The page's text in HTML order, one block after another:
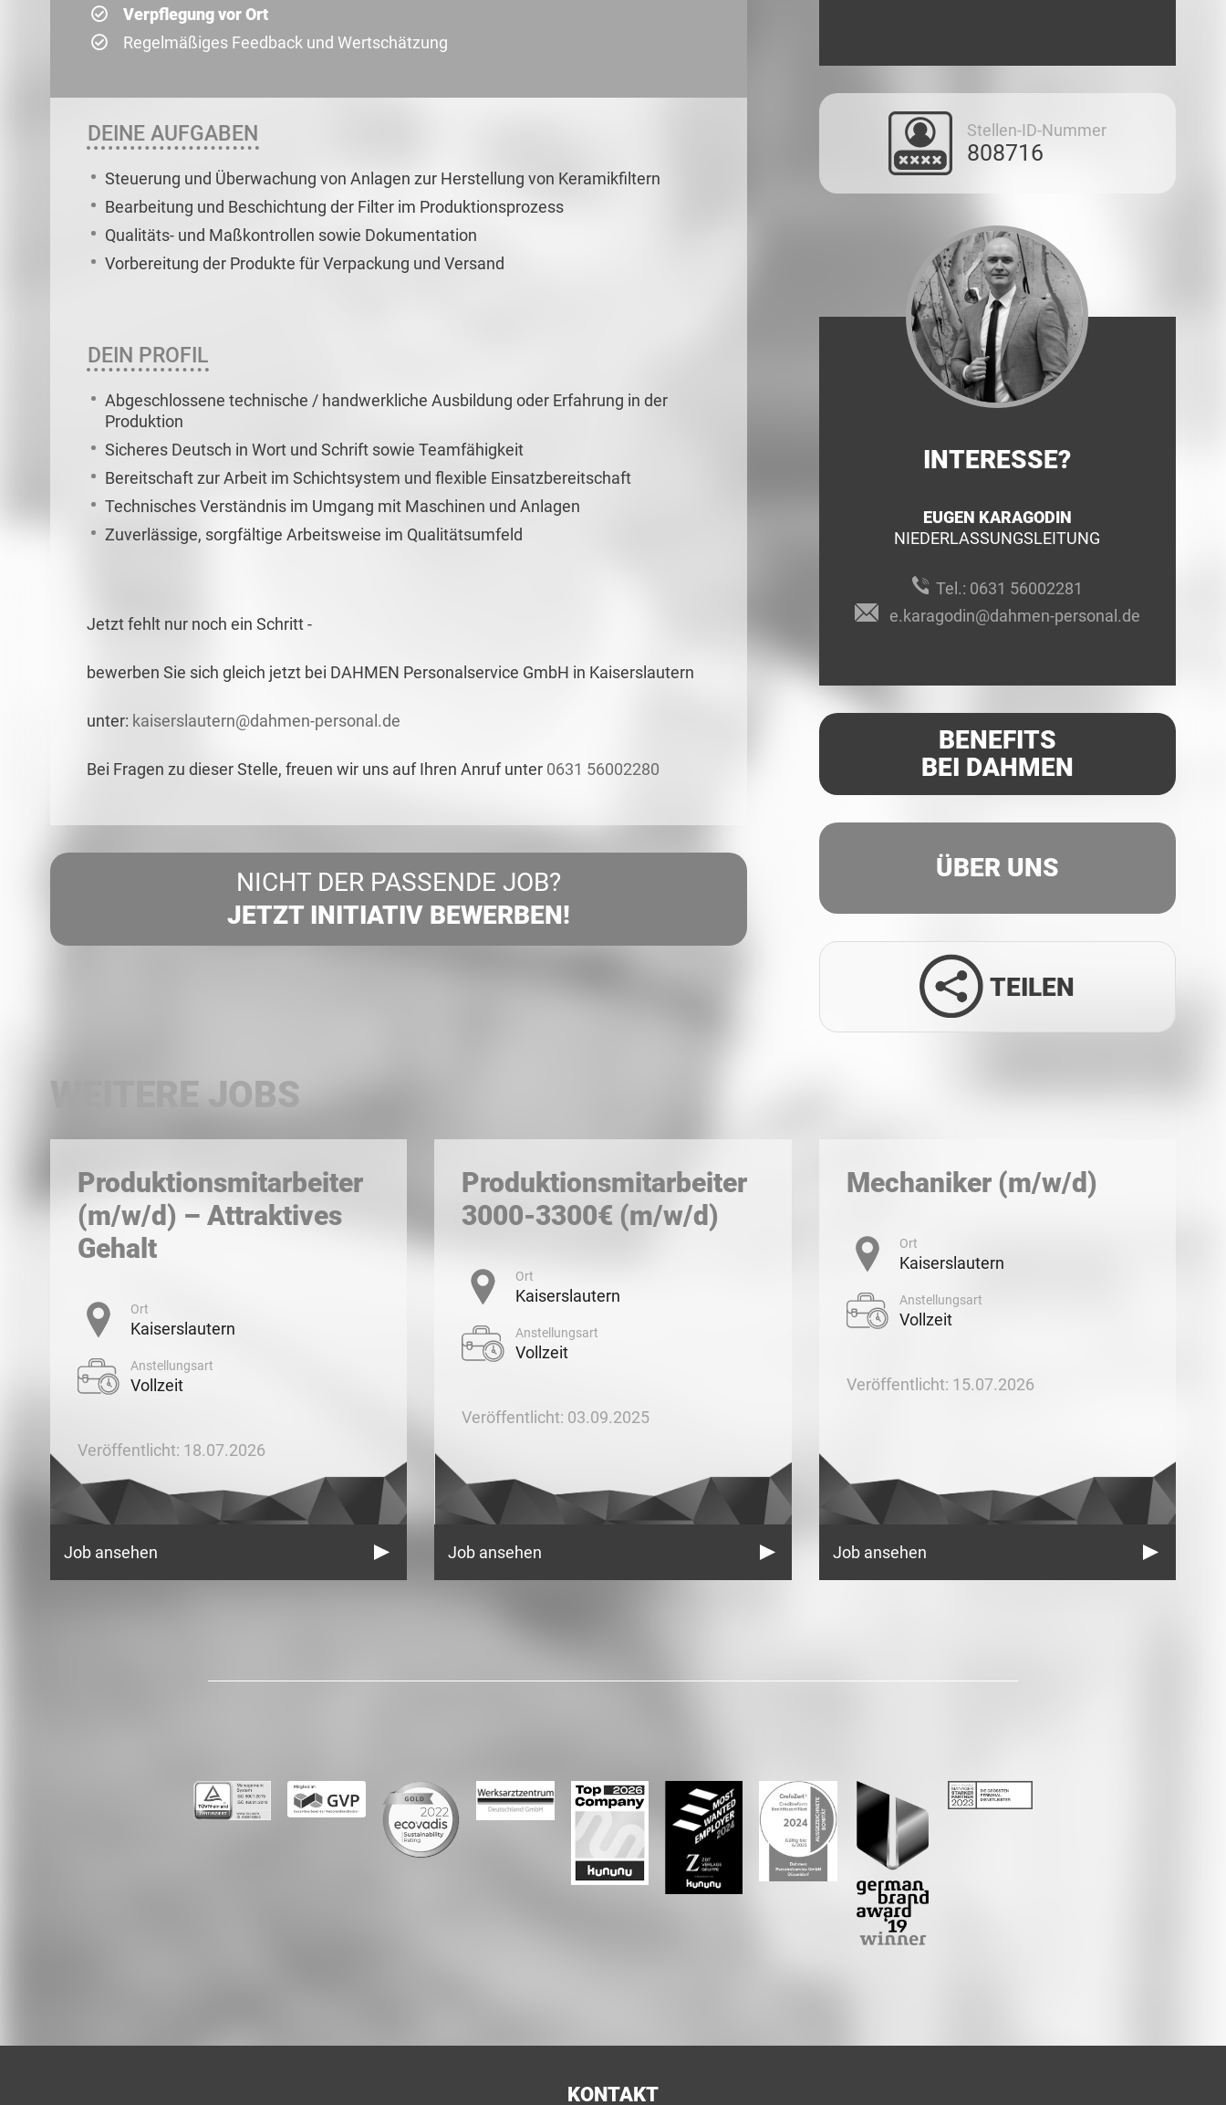
Verpflegung vor Ort
Regelmäßiges Feedback und Wertschätzung
DEINE AUFGABEN
Steuerung und Überwachung von Anlagen zur Herstellung von Keramikfiltern
Bearbeitung und Beschichtung der Filter im Produktionsprozess
Qualitäts- und Maßkontrollen sowie Dokumentation
Vorbereitung der Produkte für Verpackung und Versand
DEIN PROFIL
Abgeschlossene technische / handwerkliche Ausbildung oder Erfahrung in der
Produktion
Sicheres Deutsch in Wort und Schrift sowie Teamfähigkeit
Bereitschaft zur Arbeit im Schichtsystem und flexible Einsatzbereitschaft
Technisches Verständnis im Umgang mit Maschinen und Anlagen
Zuverlässige, sorgfältige Arbeitsweise im Qualitätsumfeld
Jetzt fehlt nur noch ein Schritt -
bewerben Sie sich gleich jetzt bei DAHMEN Personalservice GmbH in Kaiserslautern
unter: kaiserslautern@dahmen-personal.de
Bei Fragen zu dieser Stelle, freuen wir uns auf Ihren Anruf unter 0631 56002280
NICHT DER PASSENDE JOB?
JETZT INITIATIV BEWERBEN!
Stellen-ID-Nummer
808716
INTERESSE?
EUGEN KARAGODIN
NIEDERLASSUNGSLEITUNG
Tel.: 0631 56002281
e.karagodin@dahmen-personal.de
BENEFITS
BEI DAHMEN
ÜBER UNS
TEILEN
WEITERE JOBS
Produktionsmitarbeiter
(m/w/d) – Attraktives
Gehalt
Ort
Kaiserslautern
Anstellungsart
Vollzeit
Veröffentlicht: 18.07.2026
Job ansehen
Produktionsmitarbeiter
3000-3300€ (m/w/d)
Ort
Kaiserslautern
Anstellungsart
Vollzeit
Veröffentlicht: 03.09.2025
Job ansehen
Mechaniker (m/w/d)
Ort
Kaiserslautern
Anstellungsart
Vollzeit
Veröffentlicht: 15.07.2026
Job ansehen
KONTAKT